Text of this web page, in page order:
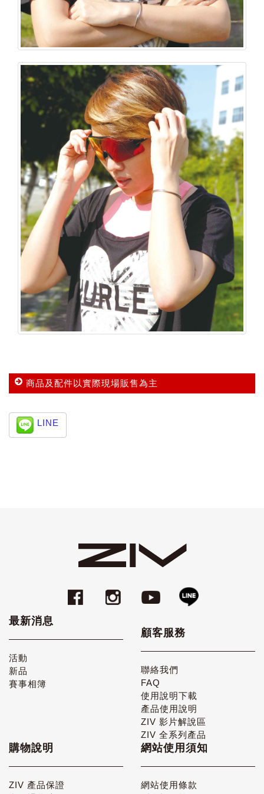
商品及配件以實際現場販售為主
LINE
最新消息
活動
新品
賽事相簿
顧客服務
聯絡我們
FAQ
使用說明下載
產品使用說明
ZIV 影片解說區
ZIV 全系列產品
購物說明
ZIV 產品保證
網站使用須知
網站使用條款